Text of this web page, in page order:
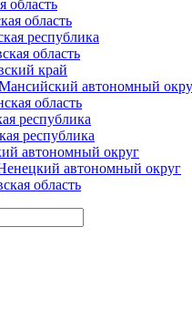
область
область
республика
область
край
автономный
область
республика
республика
автономный округ
автономный округ
область